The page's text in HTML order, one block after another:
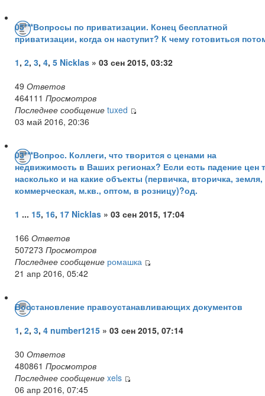
05***Вопросы по приватизации. Конец бесплатной
приватизации, когда он наступит? К чему готовиться
1, 2, 3, 4, 5 Nicklas » 03 сен 2015, 03:32
49 Ответов
464111 Просмотров
Последнее сообщение tuxed
03 май 2016, 20:36
03***Вопрос. Коллеги, что творится с ценами на
недвижимость в Ваших регионах? Если есть падение цен
насколько и на какие объекты (первичка, вторичка, земля,
коммерческая, м.кв., оптом, в розницу)?од.
1 ... 15, 16, 17 Nicklas » 03 сен 2015, 17:04
166 Ответов
507273 Просмотров
Последнее сообщение ромашка
21 апр 2016, 05:42
Восстановление правоустанавливающих документов
1, 2, 3, 4 number1215 » 03 сен 2015, 07:14
30 Ответов
480861 Просмотров
Последнее сообщение xels
06 апр 2016, 07:45